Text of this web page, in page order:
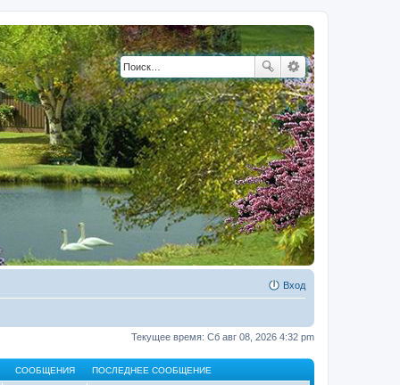
Вход
Текущее время: Сб авг 08, 2026 4:32 pm
СООБЩЕНИЯ ПОСЛЕДНЕЕ СООБЩЕНИЕ